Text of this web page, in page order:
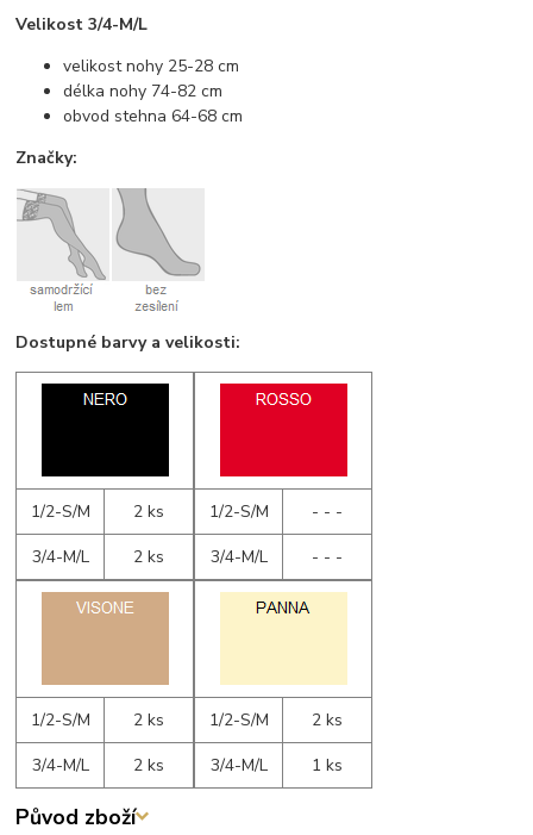
Velikost 3/4-M/L
velikost nohy 25-28 cm
délka nohy 74-82 cm
obvod stehna 64-68 cm
Značky:
Dostupné barvy a velikosti:
1/2-S/M
2 ks
3/4-M/L
2 ks
1/2-S/M
- - -
3/4-M/L
- - -
1/2-S/M
2 ks
3/4-M/L
2 ks
1/2-S/M
2 ks
3/4-M/L
1 ks
Původ zboží